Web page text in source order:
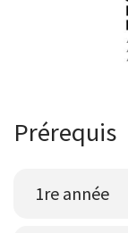
Prérequis
1re année